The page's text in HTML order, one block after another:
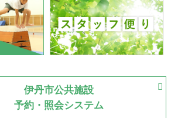
が開始
猪名川運動広場
古池運動広場
ーボール大会が開催
伊丹市公共施設
予約・照会システム